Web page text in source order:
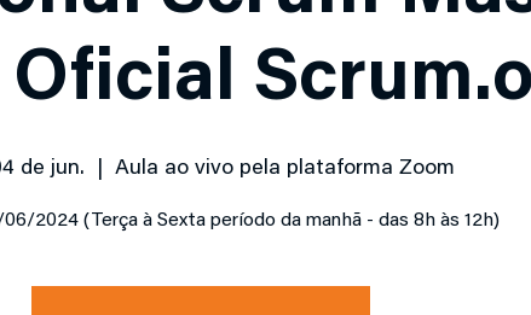
Oficial
de jun. Aula ao vivo pela plataforma Zoom
2024 (Terça à Sexta período da manhã - das 8h às 12h)